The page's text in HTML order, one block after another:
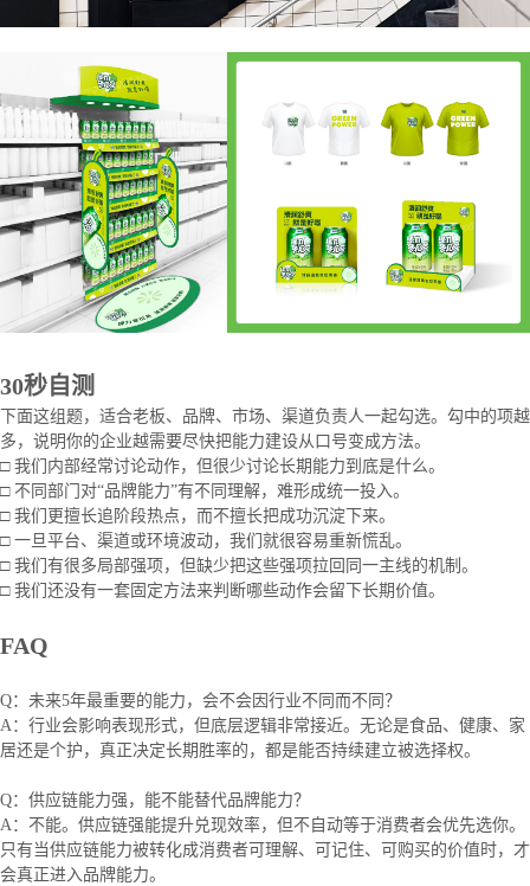
30秒自测
下面这组题，适合老板、品牌、市场、渠道负责人一起勾选。勾中的项越
多，说明你的企业越需要尽快把能力建设从口号变成方法。
□ 我们内部经常讨论动作，但很少讨论长期能力到底是什么。
□ 不同部门对“品牌能力”有不同理解，难形成统一投入。
□ 我们更擅长追阶段热点，而不擅长把成功沉淀下来。
□ 一旦平台、渠道或环境波动，我们就很容易重新慌乱。
□ 我们有很多局部强项，但缺少把这些强项拉回同一主线的机制。
□ 我们还没有一套固定方法来判断哪些动作会留下长期价值。
FAQ
Q：未来5年最重要的能力，会不会因行业不同而不同？
A：行业会影响表现形式，但底层逻辑非常接近。无论是食品、健康、家
居还是个护，真正决定长期胜率的，都是能否持续建立被选择权。
Q：供应链能力强，能不能替代品牌能力？
A：不能。供应链强能提升兑现效率，但不自动等于消费者会优先选你。
只有当供应链能力被转化成消费者可理解、可记住、可购买的价值时，才
会真正进入品牌能力。